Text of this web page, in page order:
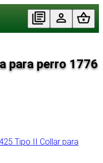
para perro 1776
Tipo II Collar para